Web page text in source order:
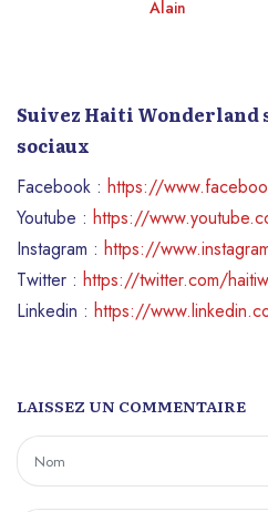
Alain
Suivez Haiti Wonderland
sociaux
Facebook : https://
Youtube : https://
Instagram : https://
Twitter : https://twitter.com/
Linkedin : https://
LAISSEZ UN COMMENTAIRE